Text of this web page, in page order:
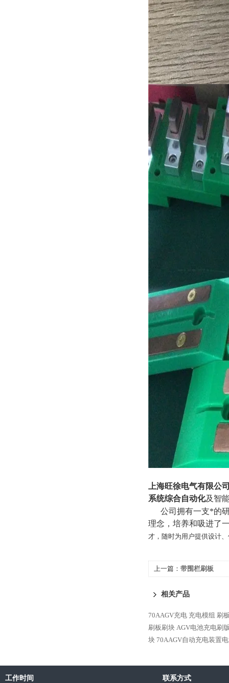
上海旺徐电气有限公
系统综合自动化及智
公司拥有一支*的研
理念，培养和吸进了
才，随时为用户提供设计
上一篇： 带围栏刷板
相关产品
70AAGV充电 充电模组 刷
刷板刷块 AGV电池充电刷
块 70AAGV自动充电装置
工作时间 联系方式